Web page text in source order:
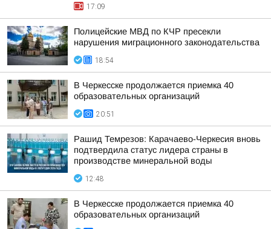
17:09
Полицейские МВД по КЧР пресекли
нарушения миграционного законодательства
18:54
В Черкесске продолжается приемка 40
образовательных организаций
20:51
Рашид Темрезов: Карачаево-Черкесия вновь
подтвердила статус лидера страны в
производстве минеральной воды
12:48
В Черкесске продолжается приемка 40
образовательных организаций